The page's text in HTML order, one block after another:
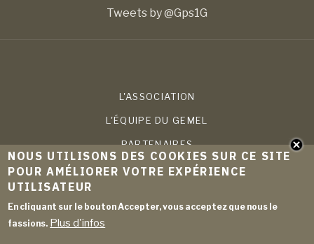
Tweets by @Gps1G
L'ASSOCIATION
L'ÉQUIPE DU GEMEL
PARTENAIRES
COMPÉTENCES
NOUS UTILISONS DES COOKIES SUR CE SITE
POUR AMÉLIORER VOTRE EXPÉRIENCE
UTILISATEUR
En cliquant sur le bouton Accepter, vous acceptez que nous le
fassions. Plus d'infos